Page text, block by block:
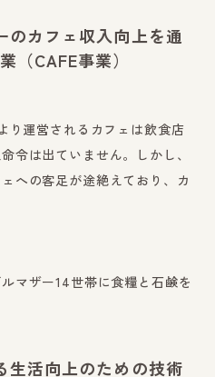
のカフェ収入向上を通
（CAFE事業）
り運営されるカフェは飲食店
令は出ていません。しかし、
への客足が途絶えており、カ
マザー14世帯に食糧と石鹸を
生活向上のための技術